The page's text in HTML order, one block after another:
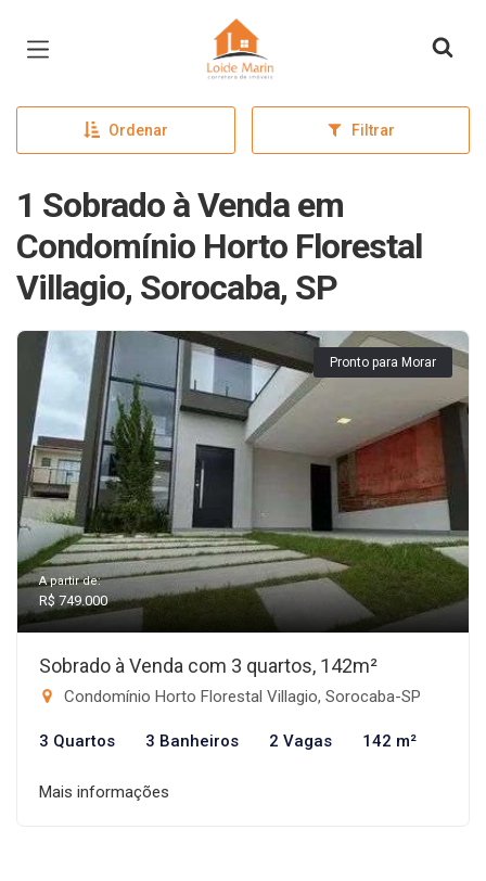
Página inicial
Ordenar Filtrar
1 Sobrado à Venda em
Condomínio Horto Florestal
Villagio, Sorocaba, SP
Pronto para Morar
A partir de:
R$ 749.000
Sobrado à Venda com 3 quartos, 142m²
Condomínio Horto Florestal Villagio, Sorocaba-SP
3 Quartos 3 Banheiros 2 Vagas 142 m²
Mais informações